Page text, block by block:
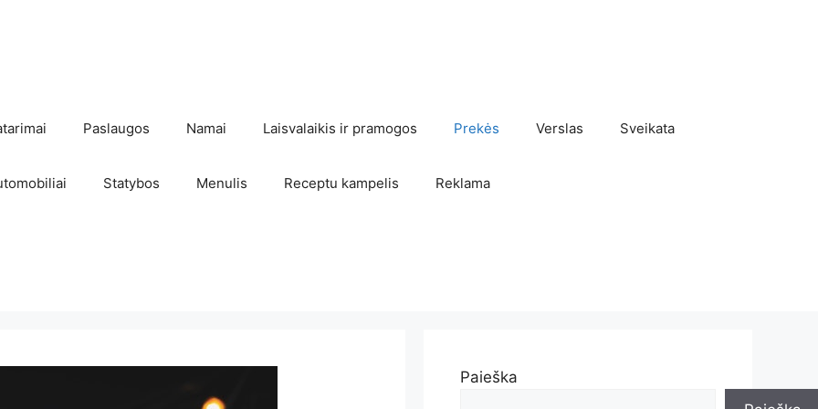
Paslaugos Namai Laisvalaikis ir pramogos Prekės Verslas Sveikata
Statybos Menulis Receptu kampelis Reklama
Paieška